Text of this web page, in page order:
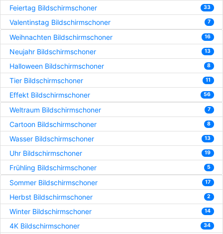
Feiertag Bildschirmschoner 33
Valentinstag Bildschirmschoner 7
Weihnachten Bildschirmschoner 16
Neujahr Bildschirmschoner 13
Halloween Bildschirmschoner 8
Tier Bildschirmschoner 11
Effekt Bildschirmschoner 56
Weltraum Bildschirmschoner 7
Cartoon Bildschirmschoner 8
Wasser Bildschirmschoner 13
Uhr Bildschirmschoner 19
Frühling Bildschirmschoner 5
Sommer Bildschirmschoner 17
Herbst Bildschirmschoner 2
Winter Bildschirmschoner 14
4K Bildschirmschoner 34